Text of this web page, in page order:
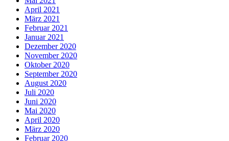
April 2021
März 2021
Februar 2021
Januar 2021
Dezember 2020
November 2020
Oktober 2020
September 2020
August 2020
Juli 2020
Juni 2020
Mai 2020
April 2020
März 2020
Februar 2020